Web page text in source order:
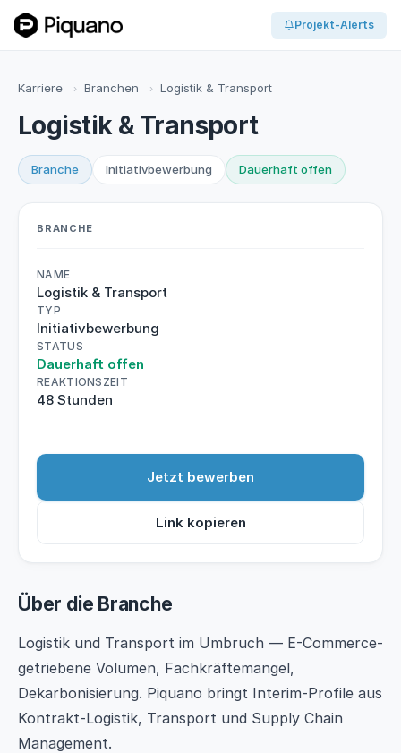
Projekt-Alerts
Karriere › Branchen › Logistik & Transport
Logistik & Transport
Branche Initiativbewerbung Dauerhaft offen
Über die Branche
Logistik und Transport im Umbruch — E-Commerce-
getriebene Volumen, Fachkräftemangel,
Dekarbonisierung. Piquano bringt Interim-Profile aus
Kontrakt-Logistik, Transport und Supply Chain
Management.
BRANCHE
NAME
Logistik & Transport
TYP
Initiativbewerbung
STATUS
Dauerhaft offen
REAKTIONSZEIT
48 Stunden
Jetzt bewerben
Link kopieren